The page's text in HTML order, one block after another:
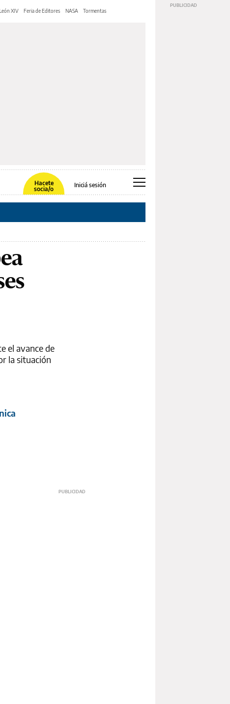
XIV Feria de Editores NASA Tormentas
Hacete
socia/o
Iniciá sesión
el avance de
la situación